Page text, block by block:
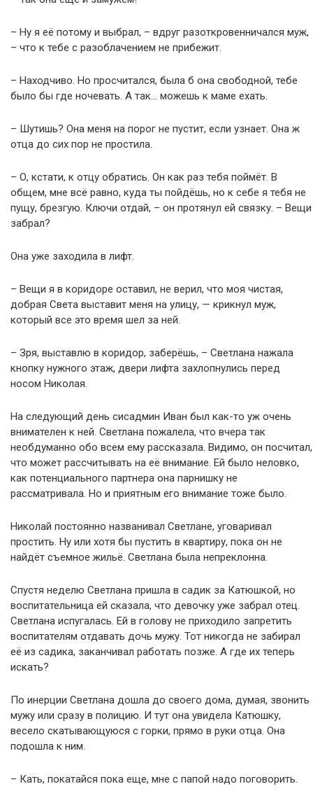
– Ну я её потому и выбрал, – вдруг разоткровенничался муж,
– что к тебе с разоблачением не прибежит.
– Находчиво. Но просчитался, была б она свободной, тебе
было бы где ночевать. А так… можешь к маме ехать.
– Шутишь? Она меня на порог не пустит, если узнает. Она ж
отца до сих пор не простила.
– О, кстати, к отцу обратись. Он как раз тебя поймёт. В
общем, мне всё равно, куда ты пойдёшь, но к себе я тебя не
пущу, брезгую. Ключи отдай, – он протянул ей связку. – Вещи
забрал?
Она уже заходила в лифт.
– Вещи я в коридоре оставил, не верил, что моя чистая,
добрая Света выставит меня на улицу, — крикнул муж,
который все это время шел за ней.
– Зря, выставлю в коридор, заберёшь, – Светлана нажала
кнопку нужного этаж, двери лифта захлопнулись перед
носом Николая.
На следующий день сисадмин Иван был как-то уж очень
внимателен к ней. Светлана пожалела, что вчера так
необдуманно обо всем ему рассказала. Видимо, он посчитал,
что может рассчитывать на её внимание. Ей было неловко,
как потенциального партнера она парнишку не
рассматривала. Но и приятным его внимание тоже было.
Николай постоянно названивал Светлане, уговаривал
простить. Ну или хотя бы пустить в квартиру, пока он не
найдёт съемное жильё. Светлана была непреклонна.
Спустя неделю Светлана пришла в садик за Катюшкой, но
воспитательница ей сказала, что девочку уже забрал отец.
Светлана испугалась. Ей в голову не приходило запретить
воспитателям отдавать дочь мужу. Тот никогда не забирал
её из садика, заканчивал работать позже. А где их теперь
искать?
По инерции Светлана дошла до своего дома, думая, звонить
мужу или сразу в полицию. И тут она увидела Катюшку,
весело скатывающуюся с горки, прямо в руки отца. Она
подошла к ним.
– Кать, покатайся пока еще, мне с папой надо поговорить.